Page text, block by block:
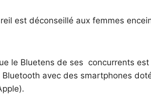
est déconseillé aux femmes
le Bluetens de ses concurrents est
avec des smartphones